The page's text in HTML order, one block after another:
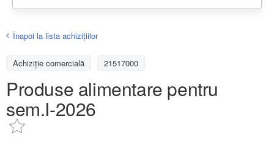
Înapoi la lista achiziţiilor
Achizițiе comercială 21517000
Produse alimentare pentru
sem.I-2026